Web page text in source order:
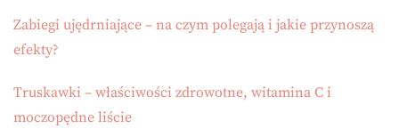
Zabiegi ujędrniające – na czym polegają i jakie przynoszą
efekty?
Truskawki – właściwości zdrowotne, witamina C i
moczopędne liście